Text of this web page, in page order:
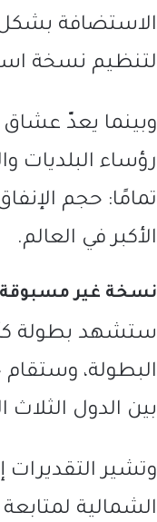
الاستضافة بشكل
لتنظيم نسخة
وبينما يعدّ عشاق
رؤساء البلديات
تمامًا: حجم
الأكبر في العالم.
نسخة غير مسبوقة
بين الدول
الشمالية